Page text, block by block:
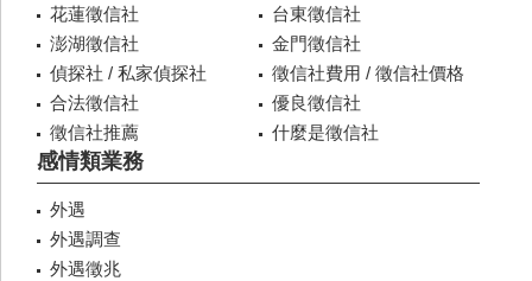
花蓮徵信社
台東徵信社
澎湖徵信社
金門徵信社
偵探社 / 私家偵探社
徵信社費用 / 徵信社價格
合法徵信社
優良徵信社
徵信社推薦
什麼是徵信社
感情類業務
外遇
外遇調查
外遇徵兆